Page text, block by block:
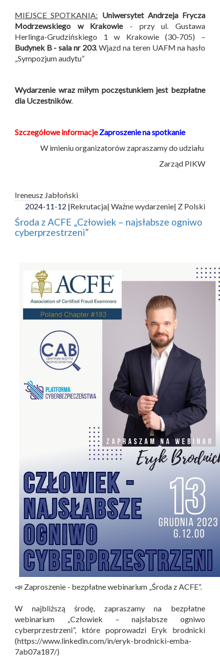
MIEJSCE SPOTKANIA: Uniwersytet Andrzeja Frycza
Modrzewskiego w Krakowie- przy ul. Gustawa
Herlinga-Grudzińskiego 1 w Krakowie (30-705) –
Budynek B - sala nr 203. Wjazd na teren UAFM na hasło
„Sympozjum audytu”
Wydarzenie wraz miłym poczęstunkiem jest bezpłatne
dla Uczestników.
Szczegółowe informacje Zaproszenie na spotkanie
W imieniu organizatorów zapraszamy do udziału
Zarząd PIKW
Ireneusz Jabłoński
2024-11-12 |Rekrutacja| Ważne wydarzenie| Z Polski
Środa z ACFE „Człowiek – najsłabsze ogniwo
cyberprzestrzeni”
📣 Zaproszenie - bezpłatne webinarium „Środa z ACFE”.
W najbliższą środę, zapraszamy na bezpłatne
webinarium „Człowiek – najsłabsze ogniwo
cyberprzestrzeni”, które poprowadzi Eryk brodnicki
(https://www.linkedin.com/in/eryk-brodnicki-emba-
7ab07a187/)